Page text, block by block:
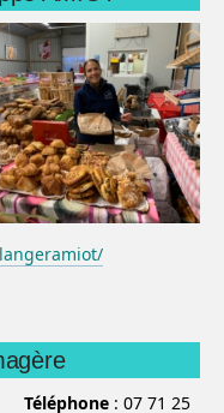
Téléphone: 07 71 25